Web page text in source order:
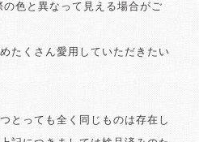
色と異なって見える場合がご
たくさん愛用していただきたい
とっても全く同じものは存在し